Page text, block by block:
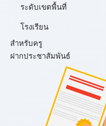
ระดับเขตพื้นที่
โรงเรียน
สำหรับครู
ฝากประชาสัมพันธ์